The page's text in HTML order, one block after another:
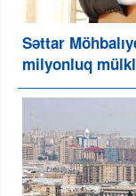
Səttar
milyonluq